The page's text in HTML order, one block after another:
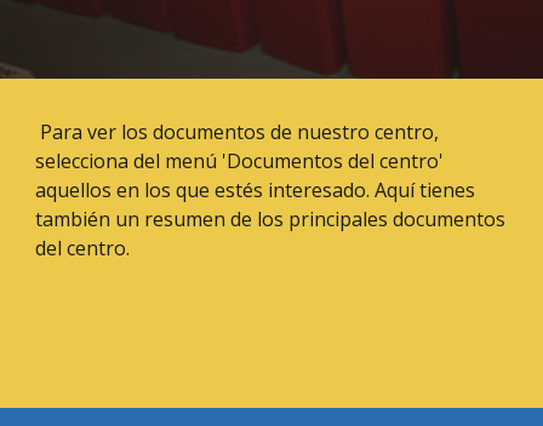
Para ver los documentos de nuestro centro,
selecciona del menú 'Documentos del centro'
aquellos en los que estés interesado. Aquí tienes
también un resumen de los principales documentos
del centro.